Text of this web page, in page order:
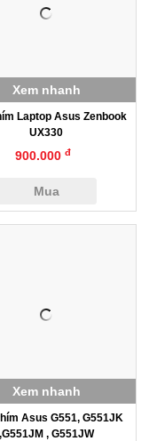
Laptop Asus Zenbook
UX330
900.000đ
Mua
Xem nhanh
Asus G551, G551JK
,G551JM , G551JW
Xem nhanh